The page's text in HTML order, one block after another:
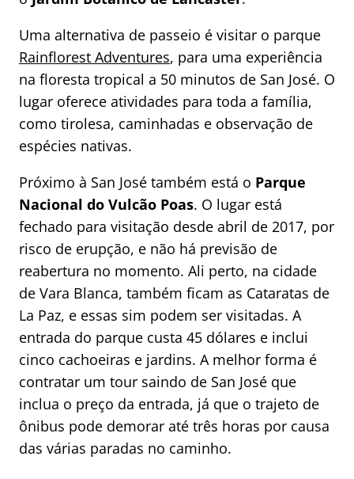
Uma alternativa de passeio é visitar o parque
Rainflorest Adventures, para uma experiência
na floresta tropical a 50 minutos de San José. O
lugar oferece atividades para toda a família,
como tirolesa, caminhadas e observação de
espécies nativas.
Próximo à San José também está o Parque
Nacional do Vulcão Poas. O lugar está
fechado para visitação desde abril de 2017, por
risco de erupção, e não há previsão de
reabertura no momento. Ali perto, na cidade
de Vara Blanca, também ficam as Cataratas de
La Paz, e essas sim podem ser visitadas. A
entrada do parque custa 45 dólares e inclui
cinco cachoeiras e jardins. A melhor forma é
contratar um tour saindo de San José que
inclua o preço da entrada, já que o trajeto de
ônibus pode demorar até três horas por causa
das várias paradas no caminho.